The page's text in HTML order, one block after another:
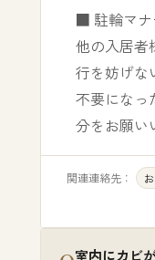
■ 駐輪マナ
他の入居者
行を妨げな
不要になっ
分をお願い
関連連絡先：
室内にカビ